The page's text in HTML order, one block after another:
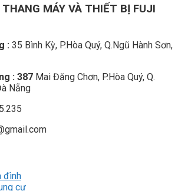
MÁY VÀ THIẾT BỊ FUJI
: 35 Bình Kỳ, P.Hòa Quý, Q.Ngũ Hành Sơn,
: 387 Mai Đăng Chơn, P.Hòa Quý, Q.
Nẵng
đình
cư